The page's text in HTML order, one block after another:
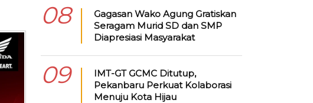
08
Gagasan Wako Agung Gratiskan
Seragam Murid SD dan SMP
Diapresiasi Masyarakat
09
IMT-GT GCMC Ditutup,
Pekanbaru Perkuat Kolaborasi
Menuju Kota Hijau